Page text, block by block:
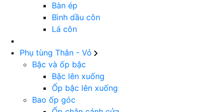
Bàn ép
Bình dầu côn
Lá côn
Phụ tùng Thân - Vỏ
Bậc và ốp bậc
Bậc lên xuống
Ốp bậc lên xuống
Bao ốp góc